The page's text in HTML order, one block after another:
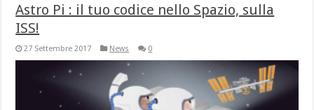
Astro Pi : il tuo codice nello Spazio, sulla
ISS!
27 Settembre 2017 News 0